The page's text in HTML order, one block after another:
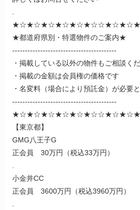
★都道府県別・特選物件のご案内★
-----------------------------------------
・掲載している以外の物件もご相談く
・掲載の金額は会員権の価格です
・名変料（場合により預託金）が必要
-----------------------------------------
【東京都】
GMG八王子G
正会員 30万円（税込33万円）
小金井CC
正会員 3600万円（税込3960万円）